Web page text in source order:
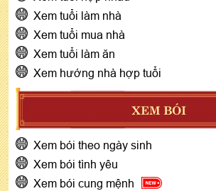
Xem tuổi làm nhà
Xem tuổi mua nhà
Xem tuổi làm ăn
Xem hướng nhà hợp tuổi
XEM BÓI
Xem bói theo ngày sinh
Xem bói tình yêu
Xem bói cung mệnh